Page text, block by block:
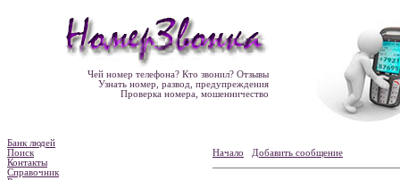
Чей номер телефона? Кто звонил? Отзывы
Узнать номер, развод, предупреждения
Проверка номера, мошенничество
Банк людей
Поиск
Контакты
Справочник
Начало Добавить сообщение